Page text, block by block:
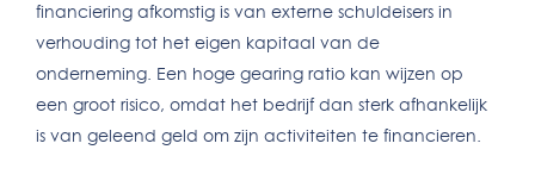
financiering afkomstig is van externe schuldeisers in
verhouding tot het eigen kapitaal van de
onderneming. Een hoge gearing ratio kan wijzen op
een groot risico, omdat het bedrijf dan sterk afhankelijk
is van geleend geld om zijn activiteiten te financieren.